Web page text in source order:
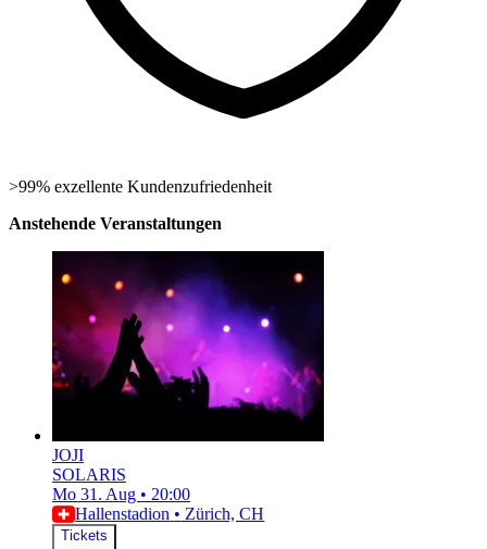
>99% exzellente Kundenzufriedenheit
Anstehende Veranstaltungen
JOJI
SOLARIS
Mo 31. Aug • 20:00
Hallenstadion • Zürich, CH
Tickets